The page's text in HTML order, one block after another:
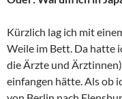
Kürzlich lag ich mit
Weile im Bett. Da hatte
die Ärzte und
einfangen hätte. Als ob